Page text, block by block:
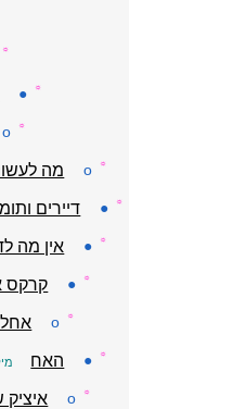
☼
☼
●
☼
o
☼
o מה
☼
● דיירים
☼
● אין מה
☼
● קרקס
☼
o
☼
● האח
☼
o